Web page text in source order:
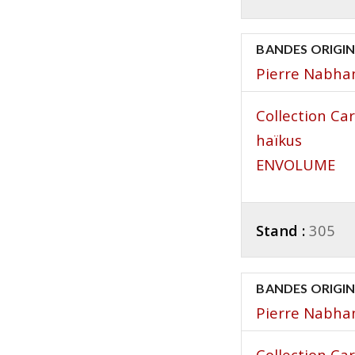
BANDES
Pierre
Collection
haïkus
ENVOLUME
Stand : 305
BANDES
Pierre